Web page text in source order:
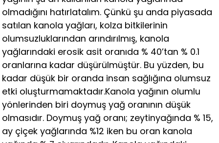
olmadığını hatırlatalım. Çünkü şu anda piyasada
satılan kanola yağları, kolza bitkilerinin
olumsuzluklarından arındırılmış, kanola
yağlarındaki erosik asit oranıda % 40’tan % 0.1
oranlarına kadar düşürülmüştür. Bu yüzden, bu
kadar düşük bir oranda insan sağlığına olumsuz
etki oluşturmamaktadır.Kanola yağının olumlu
yönlerinden biri doymuş yağ oranının düşük
olmasıdır. Doymuş yağ oranı; zeytinyağında % 15,
ay çiçek yağlarında %12 iken bu oran kanola